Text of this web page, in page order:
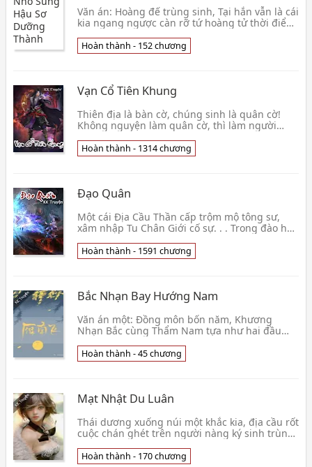
Văn án: Hoàng đế trùng sinh, Tại hắn vẫn là cái
kia ngang ngược càn rỡ tứ hoàng tử thời điểm,
đHoàn thành - 152 chương
Vạn Cổ Tiên Khung
Thiên địa là bàn cờ, chúng sinh là quân cờ!
Không nguyện làm quân cờ, thì làm người
👦 Quan Kỳ
Hoàn thành - 1314 chương
Đạo Quân
Một cái Địa Cầu Thần cấp trộm mộ tông sư,
xâm nhập Tu Chân Giới cố sự. . . Trong đào hoa
bạch cốt 👦 Dược Thiên Sầu
Hoàn thành - 1591 chương
Bắc Nhạn Bay Hướng Nam
Văn án một: Đồng môn bốn năm, Khương
Nhạn Bắc cùng Thẩm Nam tựa như hai đầu
song song. Một cái xu👦 Úy Không
Hoàn thành - 45 chương
Mạt Nhật Du Luân
Thái dương xuống núi một khắc kia, địa cầu rốt
cuộc chán ghét trên người nàng ký sinh trùng
tung.👦 Lesliya
Hoàn thành - 170 chương